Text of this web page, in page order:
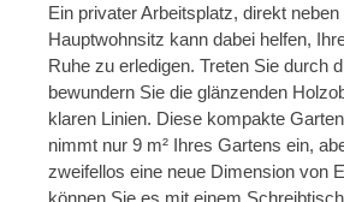
Ein privater Arbeitsplatz, direkt neben
Hauptwohnsitz kann dabei helfen,
Ruhe zu erledigen. Treten Sie durch
bewundern Sie die glänzenden
klaren Linien. Diese kompakte
nimmt nur 9 m² Ihres Gartens ein,
zweifellos eine neue Dimension von
können Sie es mit einem